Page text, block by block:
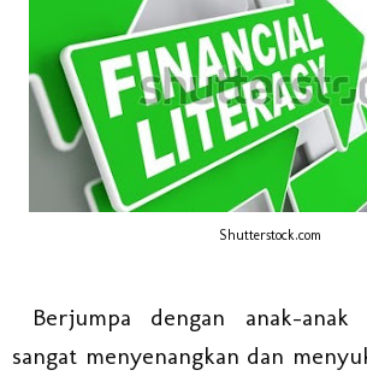
Shutterstock.com
Berjumpa dengan anak-anak
sangat menyenangkan dan